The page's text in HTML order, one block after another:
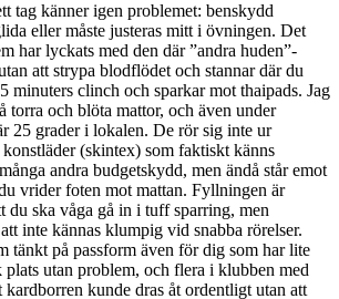
tag känner igen problemet: benskydd
eller måste justeras mitt i övningen. Det
har lyckats med den där ”andra huden”-
att strypa blodflödet och stannar där du
minuters clinch och sparkar mot thaipads. Jag
torra och blöta mattor, och även under
25 grader i lokalen. De rör sig inte ur
(skintex) som faktiskt känns
andra budgetskydd, men ändå står emot
vrider foten mot mattan. Fyllningen är
ska våga gå in i tuff sparring, men
inte kännas klumpig vid snabba rörelser.
tänkt på passform även för dig som har lite
plats utan problem, och flera i klubben med
kardborren kunde dras åt ordentligt utan att